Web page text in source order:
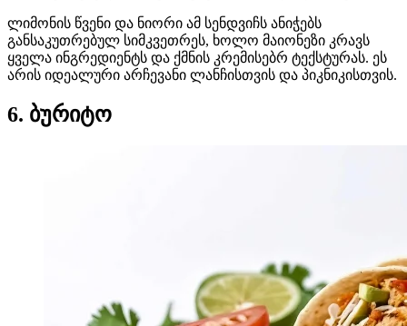
ლიმონის წვენი და ნიორი ამ სენდვიჩს ანიჭებს
განსაკუთრებულ სიმკვეთრეს, ხოლო მაიონეზი კრავს
ყველა ინგრედიენტს და ქმნის კრემისებრ ტექსტურას. ეს
არის იდეალური არჩევანი ლანჩისთვის და პიკნიკისთვის.
6. ბურიტო